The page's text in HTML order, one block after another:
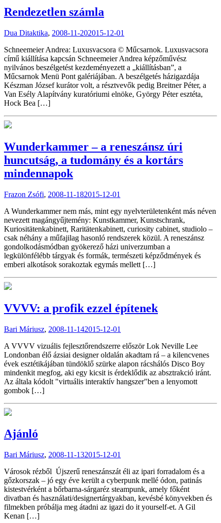
Rendezetlen számla
Dua Ditaktika, 2008-11-202015-12-01
Schneemeier Andrea: Luxusvacsora © Műcsarnok. Luxusvacsora
című kiállítása kapcsán Schneemeier Andrea képzőművész
nyilvános beszélgetést kezdeményezett a „kiállításban”, a
Műcsarnok Menü Pont galériájában. A beszélgetés házigazdája
Készman József kurátor volt, a résztvevők pedig Breitner Péter, a
Van Esély Alapítvány kuratóriumi elnöke, György Péter esztéta,
Hock Bea […]
Wunderkammer – a reneszánsz úri
huncutság, a tudomány és a kortárs
mindennapok
Frazon Zsófi, 2008-11-182015-12-01
A Wunderkammer nem más, mint egy nyelvterületenként más néven
nevezett magángyűjtemény: Kunstkammer, Kunstschrank,
Kuriositätenkabinett, Raritätenkabinett, curiosity cabinet, studiolo –
csak néhány a műfajilag hasonló rendszerek közül. A reneszánsz
gondolkodásmódban gyökerező házi univerzumban a
legkülönfélébb tárgyak és formák, természeti képződmények és
emberi alkotások sorakoztak egymás mellett […]
VVVV: a profik ezzel építenek
Bari Máriusz, 2008-11-142015-12-01
A VVVV vizuális fejlesztőrendszerre először Lok Neville Lee
Londonban élő ázsiai designer oldalán akadtam rá – a kilencvenes
évek esztétikájában tündöklő szürke alapon rácshálós Disco Boy
mindenkit megfog, aki egy kicsit is érdeklődik az absztrakció iránt.
Az általa kódolt "virtuális interaktív hangszer"ben a lenyomott
gombok […]
Ajánló
Bari Máriusz, 2008-11-132015-12-01
Városok rézből Újszerű reneszánszát éli az ipari forradalom és a
gőzkorszak – jó egy éve került a cyberpunk mellé ódon, patinás
kistestvérként a bőrbarna-sárgaréz steampunk, amely főként
divatban és használati/designertárgyakban, kevésbé könyvekben és
filmekben próbálja meg átadni az igazi do it yourself-et. A Gil
Kenan […]